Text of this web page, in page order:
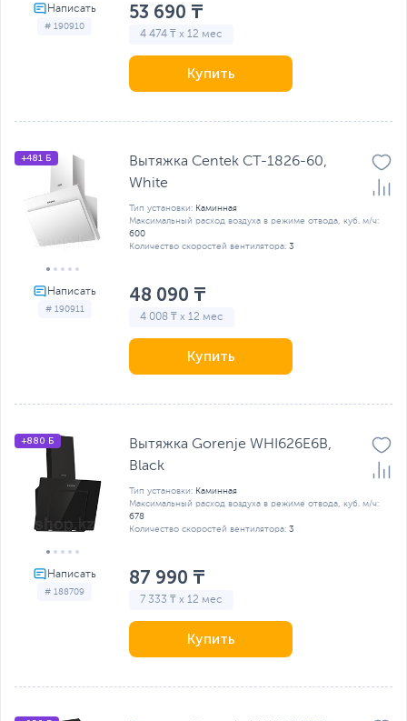
# 190910
53 690 ₸
4 474 ₸ x 12 мес
Купить
# 190911
+481 Б
Вытяжка Centek CT-1826-60,
White
Тип установки: Каминная
Максимальный расход воздуха в режиме отвода, куб. м/ч:
600
Количество скоростей вентилятора: 3
48 090 ₸
4 008 ₸ x 12 мес
Купить
# 188709
+880 Б
Вытяжка Gorenje WHI626E6B,
Black
Тип установки: Каминная
Максимальный расход воздуха в режиме отвода, куб. м/ч:
678
Количество скоростей вентилятора: 3
87 990 ₸
7 333 ₸ x 12 мес
Купить